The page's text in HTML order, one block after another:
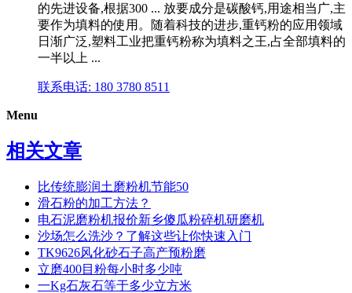
的先进设备,根据300 ... 放要成分是碳酸钙,用途相当广,主
要作为填料的使用。随着科技的进步,重钙粉的应用领域
日渐广泛,塑料工业把重钙粉称为填料之王,占全部填料的
一半以上 ...
联系电话: 180 3780 8511
Menu
相关文章
比传统膨润土磨粉机节能50
滑石粉的加工方法？
电石泥磨粉机报价新乡傻瓜粉碎机研磨机
沙场怎么洗沙？了解这些让你快速入门
TK9626风化砂石子高产预粉磨
立磨400目粉每小时多少吨
一Kg石灰石等于多少立方米